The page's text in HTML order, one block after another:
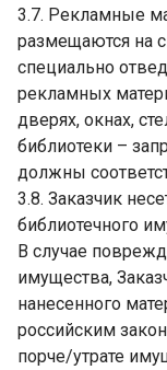
3.7. Рекламные
размещаются на
специально
рекламных
дверях, окнах,
библиотеки –
должны
3.8. Заказчик
библиотечного
В случае
имущества,
нанесенного
российским
порче/утрате